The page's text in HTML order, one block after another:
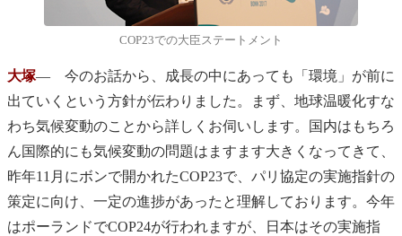
COP23での大臣ステートメント
大塚― 今のお話から、成長の中にあっても「環境」が前に
出ていくという方針が伝わりました。まず、地球温暖化すな
わち気候変動のことから詳しくお伺いします。国内はもちろ
ん国際的にも気候変動の問題はますます大きくなってきて、
昨年11月にボンで開かれたCOP23で、パリ協定の実施指針の
策定に向け、一定の進捗があったと理解しております。今年
はポーランドでCOP24が行われますが、日本はその実施指